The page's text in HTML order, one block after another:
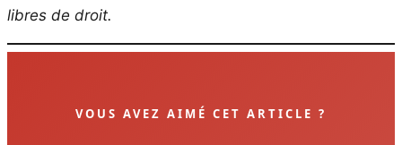
libres de droit.
VOUS AVEZ AIMÉ CET ARTICLE ?